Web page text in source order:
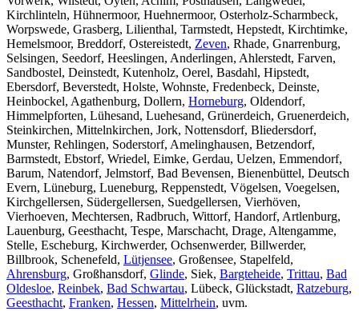
Kirchlinteln, Hühnermoor, Huehnermoor, Osterholz-Scharmbeck,
Worpswede, Grasberg, Lilienthal, Tarmstedt, Hepstedt, Kirchtimke,
Hemelsmoor, Breddorf, Ostereistedt, Zeven, Rhade, Gnarrenburg,
Selsingen, Seedorf, Heeslingen, Anderlingen, Ahlerstedt, Farven,
Sandbostel, Deinstedt, Kutenholz, Oerel, Basdahl, Hipstedt,
Ebersdorf, Beverstedt, Holste, Wohnste, Fredenbeck, Deinste,
Heinbockel, Agathenburg, Dollern, Horneburg, Oldendorf,
Himmelpforten, Lühesand, Luehesand, Grünerdeich, Gruenerdeich,
Steinkirchen, Mittelnkirchen, Jork, Nottensdorf, Bliedersdorf,
Munster, Rehlingen, Soderstorf, Amelinghausen, Betzendorf,
Barmstedt, Ebstorf, Wriedel, Eimke, Gerdau, Uelzen, Emmendorf,
Barum, Natendorf, Jelmstorf, Bad Bevensen, Bienenbüttel, Deutsch
Evern, Lüneburg, Lueneburg, Reppenstedt, Vögelsen, Voegelsen,
Kirchgellersen, Südergellersen, Suedgellersen, Vierhöven,
Vierhoeven, Mechtersen, Radbruch, Wittorf, Handorf, Artlenburg,
Lauenburg, Geesthacht, Tespe, Marschacht, Drage, Altengamme,
Stelle, Escheburg, Kirchwerder, Ochsenwerder, Billwerder,
Billbrook, Schenefeld, Lütjensee, Großensee, Stapelfeld,
Ahrensburg, Großhansdorf, Glinde, Siek, Bargteheide, Trittau, Bad
Oldesloe, Reinbek, Bad Schwartau, Lübeck, Glückstadt, Ratzeburg,
Geesthacht, Franken, Hessen, Mittelrhein, uvm.